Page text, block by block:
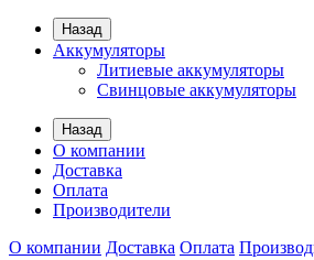
Назад
Аккумуляторы
Литиевые аккумуляторы
Свинцовые аккумуляторы
Назад
О компании
Доставка
Оплата
Производители
О компании Доставка Оплата